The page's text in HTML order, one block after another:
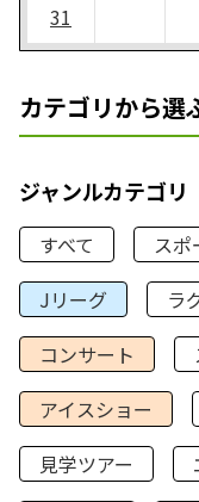
31
カテゴリから選
ジャンルカテゴリ
すべて スポ
Jリーグ
ラ
コンサート
アイスショー
見学ツアー